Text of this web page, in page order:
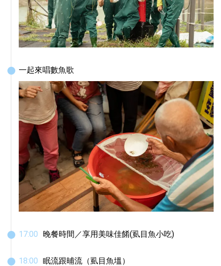
一起來唱數魚歌
17:00 晚餐時間／享用美味佳餚(虱目魚小吃)
18:00 眠流跟晡流（虱目魚塭）